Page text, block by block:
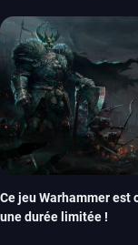
Ce jeu Warhammer est
une durée limitée !